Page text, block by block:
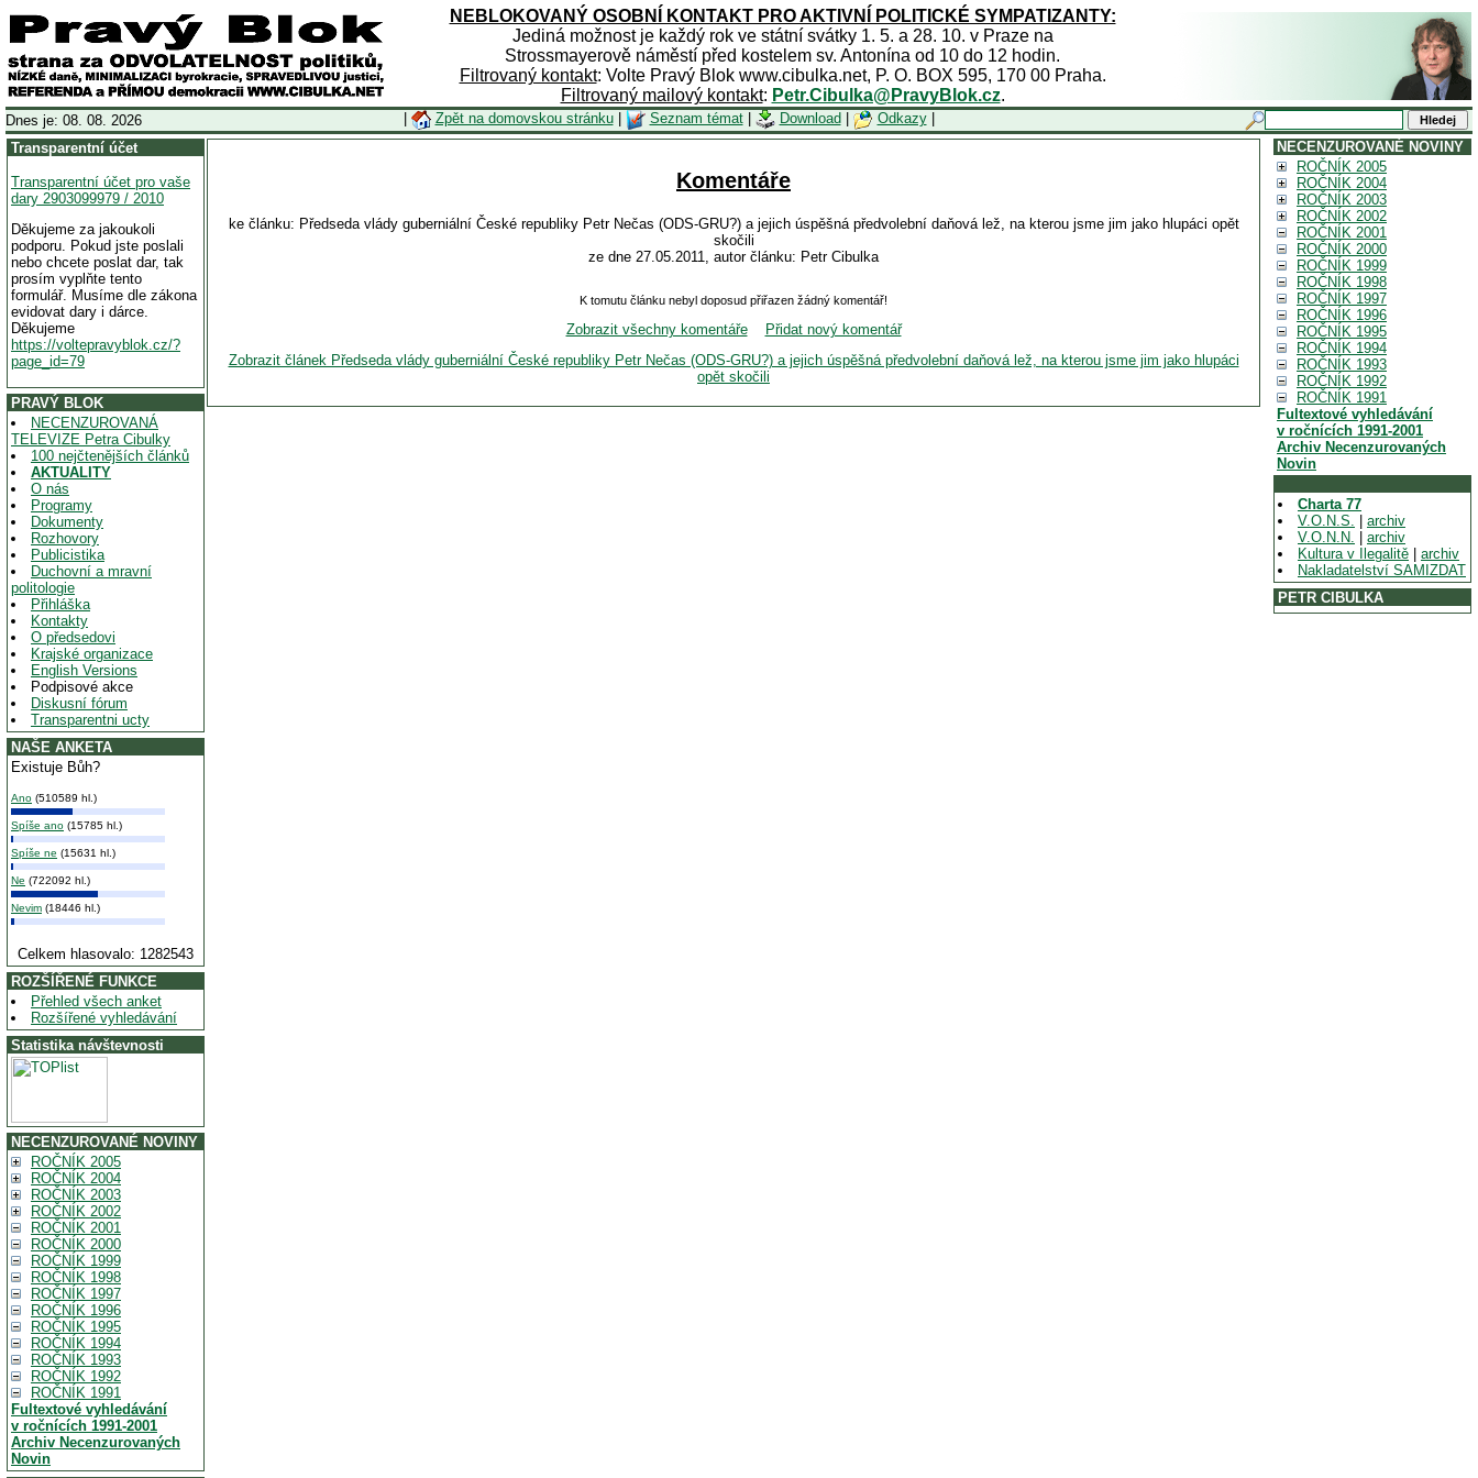
NEBLOKOVANÝ OSOBNÍ KONTAKT PRO AKTIVNÍ POLITICKÉ SYMPATIZANTY:
Jediná možnost je každý rok ve státní svátky 1. 5. a 28. 10. v Praze na
Strossmayerově náměstí před kostelem sv. Antonína od 10 do 12 hodin.
Filtrovaný kontakt: Volte Pravý Blok www.cibulka.net, P. O. BOX 595, 170 00 Praha.
Filtrovaný mailový kontakt: Petr.Cibulka@PravyBlok.cz.
Dnes je: 08. 08. 2026 Zpět na domovskou stránku| Seznam témat| Download Odkazy|
Transparentní účet
Transparentní účet pro vaše
dary 2903099979 / 2010
Děkujeme za jakoukoli
podporu. Pokud jste poslali
nebo chcete poslat dar, tak
prosím vyplňte tento
formulář. Musíme dle zákona
evidovat dary i dárce.
Děkujeme
https://voltepravyblok.cz/?
page_id=79
PRAVÝ BLOK
NECENZUROVANÁ
TELEVIZE Petra Cibulky
100 nejčtenějších článků
AKTUALITY
O nás
Programy
Dokumenty
Rozhovory
Publicistika
Duchovní a mravní
politologie
Přihláška
Kontakty
O předsedovi
Krajské organizace
English Versions
Podpisové akce
Diskusní fórum
Transparentni ucty
NAŠE ANKETA
Existuje Bůh?
Ano (510589 hl.)
Spíše ano (15785 hl.)
Spíše ne (15631 hl.)
Ne (722092 hl.)
Nevim (18446 hl.)
Celkem hlasovalo: 1282543
ROZŠÍŘENÉ FUNKCE
Přehled všech anket
Rozšířené vyhledávání
Statistika návštevnosti
NECENZUROVANÉ NOVINY
ROČNÍK 2005
ROČNÍK 2004
ROČNÍK 2003
ROČNÍK 2002
ROČNÍK 2001
ROČNÍK 2000
ROČNÍK 1999
ROČNÍK 1998
ROČNÍK 1997
ROČNÍK 1996
ROČNÍK 1995
ROČNÍK 1994
ROČNÍK 1993
ROČNÍK 1992
ROČNÍK 1991
Fultextové vyhledávání
v ročnících 1991-2001
Archiv Necenzurovaných
Novin
Komentáře
ke článku: Předseda vlády guberniální České republiky Petr Nečas (ODS-GRU?) a jejich úspěšná předvolební daňová lež, na kterou jsme jim jako hlupáci opět
skočili
ze dne 27.05.2011, autor článku: Petr Cibulka
K tomutu článku nebyl doposud přiřazen žádný komentář!
Zobrazit všechny komentáře
Přidat nový komentář
Zobrazit článek Předseda vlády guberniální České republiky Petr Nečas (ODS-GRU?) a jejich úspěšná předvolební daňová lež, na kterou jsme jim jako hlupáci
opět skočili
NECENZUROVANÉ NOVINY
ROČNÍK 2005
ROČNÍK 2004
ROČNÍK 2003
ROČNÍK 2002
ROČNÍK 2001
ROČNÍK 2000
ROČNÍK 1999
ROČNÍK 1998
ROČNÍK 1997
ROČNÍK 1996
ROČNÍK 1995
ROČNÍK 1994
ROČNÍK 1993
ROČNÍK 1992
ROČNÍK 1991
Fultextové vyhledávání
v ročnících 1991-2001
Archiv Necenzurovaných
Novin
Charta 77
V.O.N.S.
archiv
V.O.N.N.
archiv
Kultura v Ilegalitě
archiv
Nakladatelství SAMIZDAT
PETR CIBULKA